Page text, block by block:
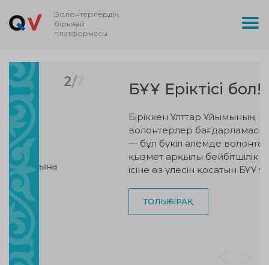
Волонтерлердің
бірыңғай
платформасы
3
БҰҰ Еріктісі бол!
Біріккен Ұлттар Ұйымының
волонтерлер бағдарламасы (БҰҰВБ)
— бұл бүкіл әлемде волонтерлік
қызмет арқылы бейбітшілік пен даму
ісіне өз үлесін қосатын БҰҰ ұйымы.